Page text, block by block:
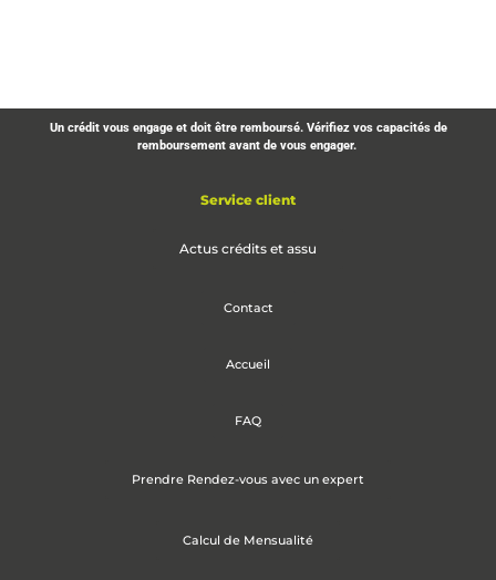
Un crédit vous engage et doit être remboursé. Vérifiez vos capacités de
remboursement avant de vous engager.
Service client
Actus crédits et assu
Contact
Accueil
FAQ
Prendre Rendez-vous avec un expert
Calcul de Mensualité